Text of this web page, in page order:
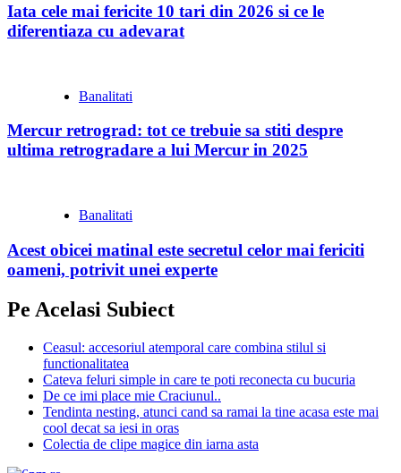
Iata cele mai fericite 10 tari din 2026 si ce le
diferentiaza cu adevarat
Banalitati
Mercur retrograd: tot ce trebuie sa stiti despre
ultima retrogradare a lui Mercur in 2025
Banalitati
Acest obicei matinal este secretul celor mai fericiti
oameni, potrivit unei experte
Pe Acelasi Subiect
Ceasul: accesoriul atemporal care combina stilul si
functionalitatea
Cateva feluri simple in care te poti reconecta cu bucuria
De ce imi place mie Craciunul..
Tendinta nesting, atunci cand sa ramai la tine acasa este mai
cool decat sa iesi in oras
Colectia de clipe magice din iarna asta